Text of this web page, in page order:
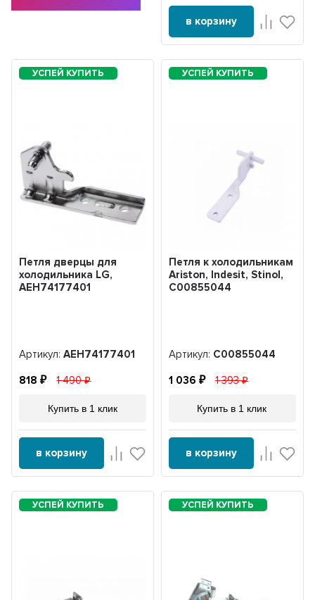
в корзину
Петля дверцы для
холодильника LG,
AEH74177401
Артикул:AEH74177401
818 1 490
Купить в 1 клик
в корзину
Петля к холодильникам
Ariston, Indesit, Stinol,
C00855044
Артикул: C00855044
1 036 1 393
Купить в 1 клик
в корзину